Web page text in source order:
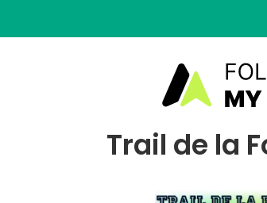
Trail de la